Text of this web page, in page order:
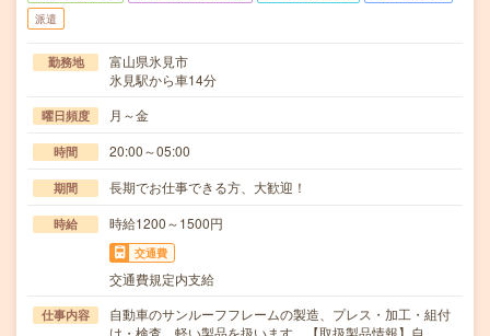
派遣
勤務地
富山県氷見市
氷見駅から車14分
曜日頻度 月～金
時間 20:00～05:00
期間 長期でお仕事できる方、大歓迎！
時給 時給1200～1500円
交通費
交通費規定内支給
仕事内容
自動車のサンルーフフレームの製造、プレス・加工・組付
け・検査、軽い製品を扱います。【取扱製品情報】自…